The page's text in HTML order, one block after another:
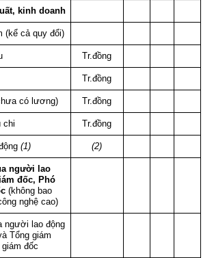
kinh doanh
(kể cả quy đổi)
Tr.đồng
Tr.đồng
có lương) Tr.đồng
chi Tr.đồng
(1) (2)
người lao
đốc, Phó
(không bao
nghệ cao)
người lao động
Tổng giám
đốc